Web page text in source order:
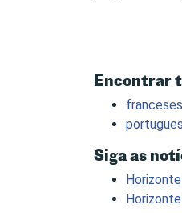
Encontrar
franceses
Siga as